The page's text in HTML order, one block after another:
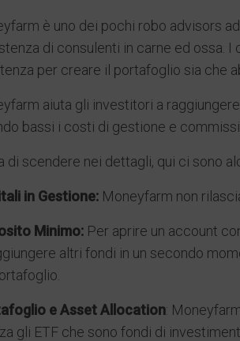
è uno dei pochi robo advisors
di consulenti in carne ed ossa.
per creare il portafoglio sia che
aiuta gli investitori a
bassi i costi di gestione e
di scendere nei dettagli, qui ci sono
in Gestione: Moneyfarm non
Minimo: Per aprire un account
altri fondi in un secondo
e Asset Allocation:
gli ETF che sono fondi di